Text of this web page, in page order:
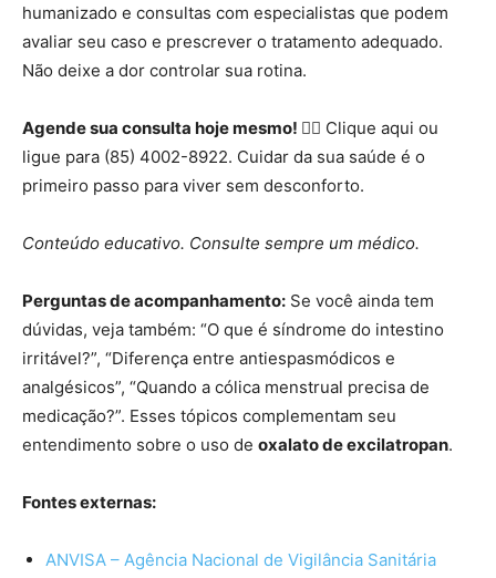
humanizado e consultas com especialistas que podem
avaliar seu caso e prescrever o tratamento adequado.
Não deixe a dor controlar sua rotina.
Agende sua consulta hoje mesmo! 👩‍⚕️ Clique aqui ou
ligue para (85) 4002-8922. Cuidar da sua saúde é o
primeiro passo para viver sem desconforto.
Conteúdo educativo. Consulte sempre um médico.
Perguntas de acompanhamento: Se você ainda tem
dúvidas, veja também: “O que é síndrome do intestino
irritável?”, “Diferença entre antiespasmódicos e
analgésicos”, “Quando a cólica menstrual precisa de
medicação?”. Esses tópicos complementam seu
entendimento sobre o uso de oxalato de excilatropan.
Fontes externas:
ANVISA – Agência Nacional de Vigilância Sanitária